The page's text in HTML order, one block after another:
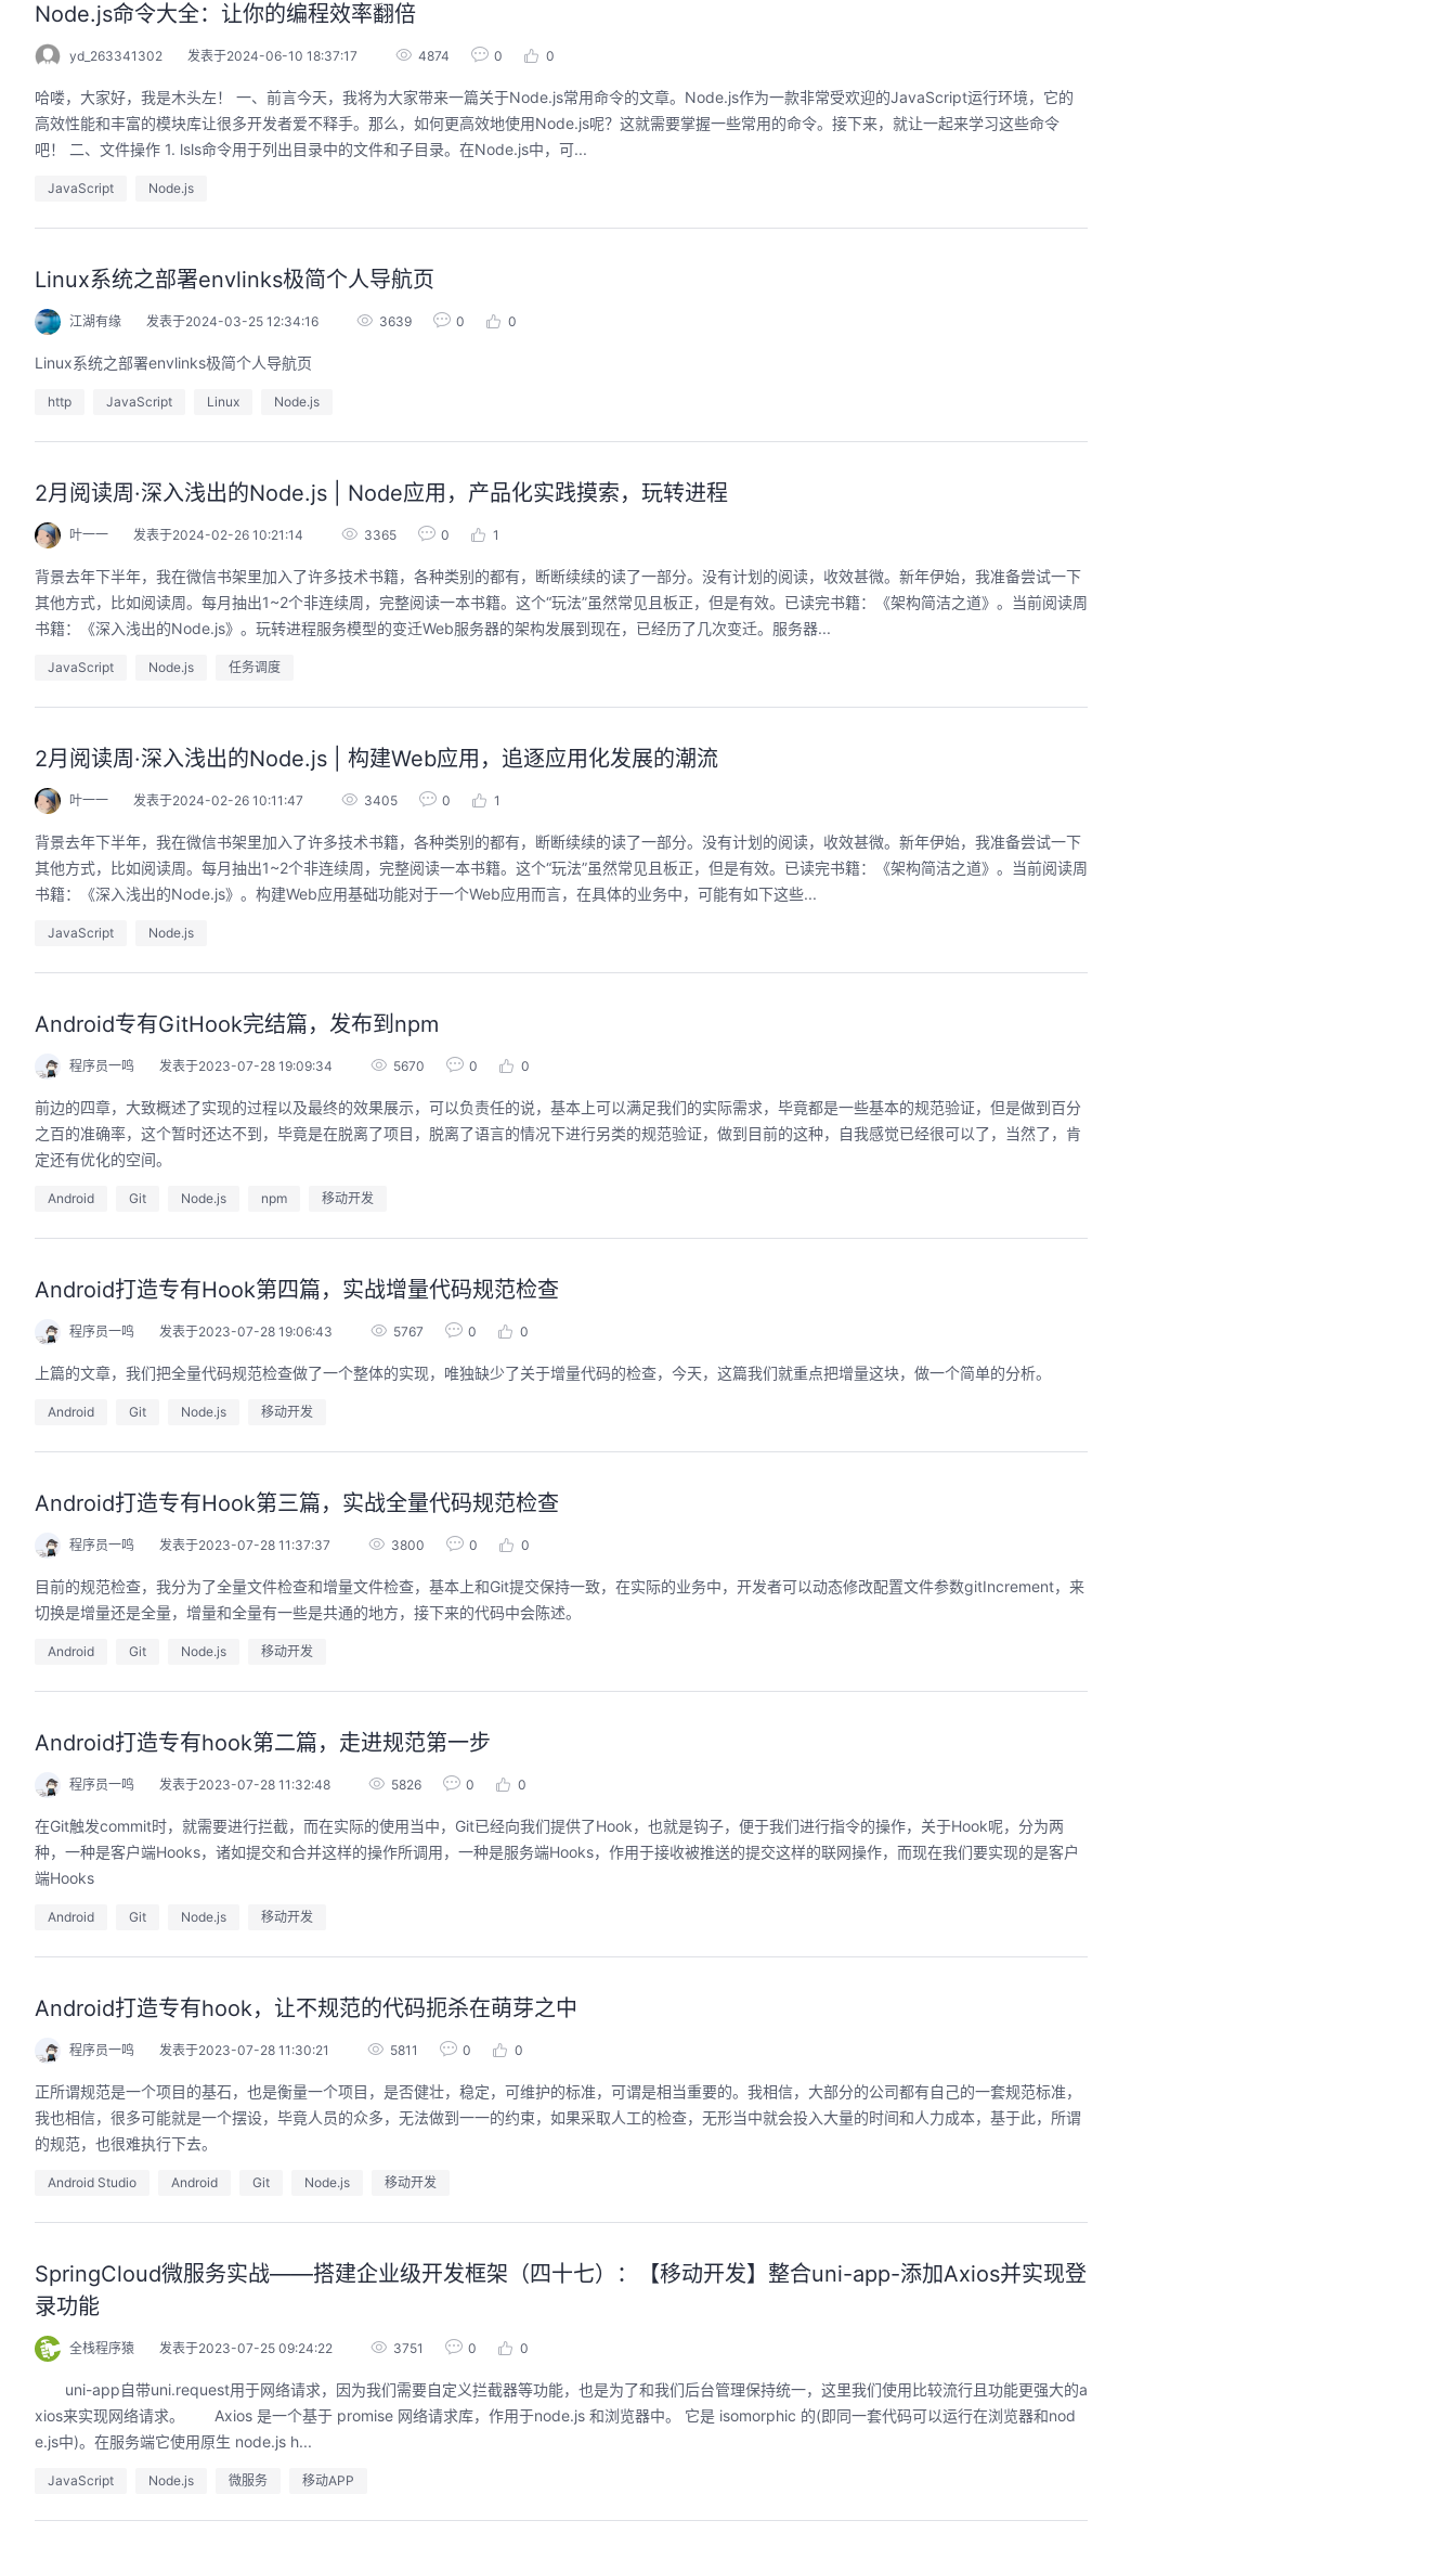
Node.js命令大全：让你的编程效率翻倍
yd_263341302 发表于2024-06-10 18:37:17 4874 0 0
哈喽，大家好，我是木头左！ 一、前言今天，我将为大家带来一篇关于Node.js常用命令的文章。Node.js作为一款非常受欢迎的JavaScript运行环境，它的
高效性能和丰富的模块库让很多开发者爱不释手。那么，如何更高效地使用Node.js呢？这就需要掌握一些常用的命令。接下来，就让一起来学习这些命令
吧！ 二、文件操作 1. lsls命令用于列出目录中的文件和子目录。在Node.js中，可...
JavaScript Node.js
Linux系统之部署envlinks极简个人导航页
江湖有缘 发表于2024-03-25 12:34:16 3639 0 0
Linux系统之部署envlinks极简个人导航页
http JavaScript Linux Node.js
2月阅读周·深入浅出的Node.js | Node应用，产品化实践摸索，玩转进程
叶一一 发表于2024-02-26 10:21:14 3365 0 1
背景去年下半年，我在微信书架里加入了许多技术书籍，各种类别的都有，断断续续的读了一部分。没有计划的阅读，收效甚微。新年伊始，我准备尝试一下
其他方式，比如阅读周。每月抽出1~2个非连续周，完整阅读一本书籍。这个“玩法”虽然常见且板正，但是有效。已读完书籍：《架构简洁之道》。当前阅读周
书籍：《深入浅出的Node.js》。玩转进程服务模型的变迁Web服务器的架构发展到现在，已经历了几次变迁。服务器...
JavaScript Node.js 任务调度
2月阅读周·深入浅出的Node.js | 构建Web应用，追逐应用化发展的潮流
叶一一 发表于2024-02-26 10:11:47 3405 0 1
背景去年下半年，我在微信书架里加入了许多技术书籍，各种类别的都有，断断续续的读了一部分。没有计划的阅读，收效甚微。新年伊始，我准备尝试一下
其他方式，比如阅读周。每月抽出1~2个非连续周，完整阅读一本书籍。这个“玩法”虽然常见且板正，但是有效。已读完书籍：《架构简洁之道》。当前阅读周
书籍：《深入浅出的Node.js》。构建Web应用基础功能对于一个Web应用而言，在具体的业务中，可能有如下这些...
JavaScript Node.js
Android专有GitHook完结篇，发布到npm
程序员一鸣 发表于2023-07-28 19:09:34 5670 0 0
前边的四章，大致概述了实现的过程以及最终的效果展示，可以负责任的说，基本上可以满足我们的实际需求，毕竟都是一些基本的规范验证，但是做到百分
之百的准确率，这个暂时还达不到，毕竟是在脱离了项目，脱离了语言的情况下进行另类的规范验证，做到目前的这种，自我感觉已经很可以了，当然了，肯
定还有优化的空间。
Android Git Node.js npm 移动开发
Android打造专有Hook第四篇，实战增量代码规范检查
程序员一鸣 发表于2023-07-28 19:06:43 5767 0 0
上篇的文章，我们把全量代码规范检查做了一个整体的实现，唯独缺少了关于增量代码的检查，今天，这篇我们就重点把增量这块，做一个简单的分析。
Android Git Node.js 移动开发
Android打造专有Hook第三篇，实战全量代码规范检查
程序员一鸣 发表于2023-07-28 11:37:37 3800 0 0
目前的规范检查，我分为了全量文件检查和增量文件检查，基本上和Git提交保持一致，在实际的业务中，开发者可以动态修改配置文件参数gitIncrement，来
切换是增量还是全量，增量和全量有一些是共通的地方，接下来的代码中会陈述。
Android Git Node.js 移动开发
Android打造专有hook第二篇，走进规范第一步
程序员一鸣 发表于2023-07-28 11:32:48 5826 0 0
在Git触发commit时，就需要进行拦截，而在实际的使用当中，Git已经向我们提供了Hook，也就是钩子，便于我们进行指令的操作，关于Hook呢，分为两
种，一种是客户端Hooks，诸如提交和合并这样的操作所调用，一种是服务端Hooks，作用于接收被推送的提交这样的联网操作，而现在我们要实现的是客户
端Hooks
Android Git Node.js 移动开发
Android打造专有hook，让不规范的代码扼杀在萌芽之中
程序员一鸣 发表于2023-07-28 11:30:21 5811 0 0
正所谓规范是一个项目的基石，也是衡量一个项目，是否健壮，稳定，可维护的标准，可谓是相当重要的。我相信，大部分的公司都有自己的一套规范标准，
我也相信，很多可能就是一个摆设，毕竟人员的众多，无法做到一一的约束，如果采取人工的检查，无形当中就会投入大量的时间和人力成本，基于此，所谓
的规范，也很难执行下去。
Android Studio Android Git Node.js 移动开发
SpringCloud微服务实战——搭建企业级开发框架（四十七）：【移动开发】整合uni-app-添加Axios并实现登
录功能
全栈程序猿 发表于2023-07-25 09:24:22 3751 0 0
uni-app自带uni.request用于网络请求，因为我们需要自定义拦截器等功能，也是为了和我们后台管理保持统一，这里我们使用比较流行且功能更强大的a
xios来实现网络请求。 Axios 是一个基于 promise 网络请求库，作用于node.js 和浏览器中。 它是 isomorphic 的(即同一套代码可以运行在浏览器和nod
e.js中)。在服务端它使用原生 node.js h...
JavaScript Node.js 微服务 移动APP